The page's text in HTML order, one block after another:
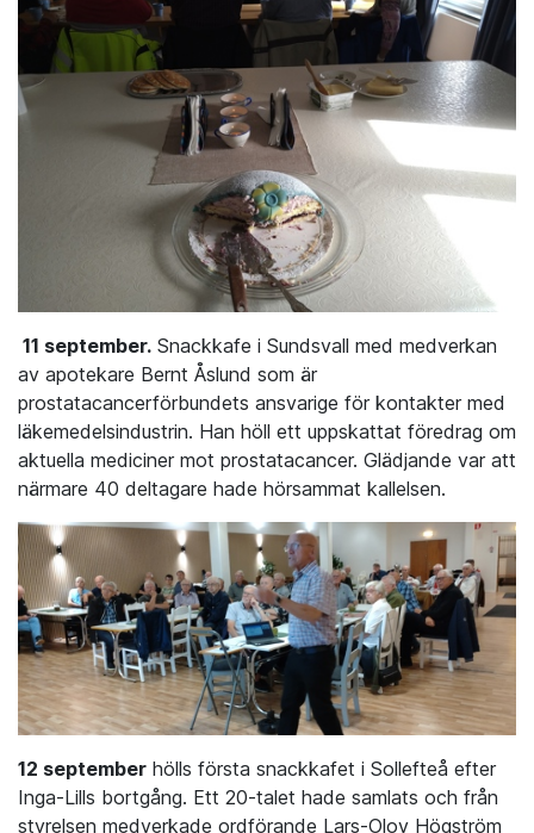
11 september. Snackkafe i Sundsvall med medverkan
av apotekare Bernt Åslund som är
prostatacancerförbundets ansvarige för kontakter med
läkemedelsindustrin. Han höll ett uppskattat föredrag om
aktuella mediciner mot prostatacancer. Glädjande var att
närmare 40 deltagare hade hörsammat kallelsen.
12 september hölls första snackkafet i Sollefteå efter
Inga-Lills bortgång. Ett 20-talet hade samlats och från
styrelsen medverkade ordförande Lars-Olov Högström